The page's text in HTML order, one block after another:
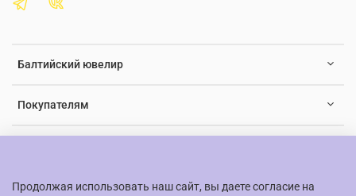
Балтийский ювелир
Покупателям
Продолжая использовать наш сайт, вы даете согласие на